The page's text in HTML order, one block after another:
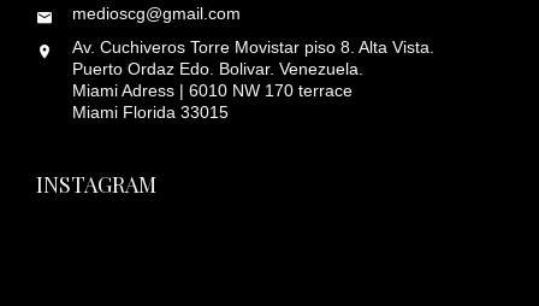
medioscg@gmail.com
Av. Cuchiveros Torre Movistar piso 8. Alta Vista.
Puerto Ordaz Edo. Bolivar. Venezuela.
Miami Adress | 6010 NW 170 terrace
Miami Florida 33015
INSTAGRAM